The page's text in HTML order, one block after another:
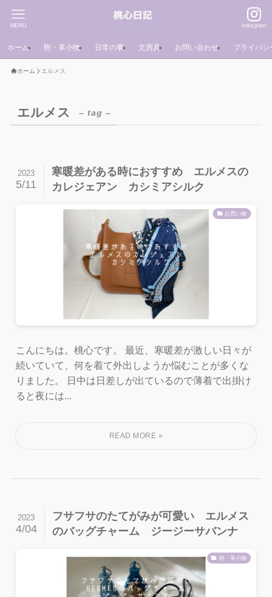
instagram
MENU
ホーム 鞄・革小物 日常の事 文房具 お問い合わせ プライバシ
ホーム エルメス
エルメス – tag –
寒暖差がある時におすすめ エルメスの
カレジェアン カシミアシルク
2023
5/11
お買い物
こんにちは。桃心です。 最近、寒暖差が激しい日々が
続いていて、何を着て外出しようか悩むことが多くな
りました。 日中は日差しが出ているので薄着で出掛け
ると夜には...
フサフサのたてがみが可愛い エルメス
のバッグチャーム ジージーサバンナ
2023
4/04
鞄・革小物